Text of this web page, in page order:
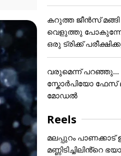
കറുത്ത ജീൻസ് മങ്ങി
വെളുത്തു
ഒരു ട്രിക്ക്
വരുമെന്ന് പറഞ്ഞു...
സ്കോർപിയോ ഫേസ്
മോഡൽ
Reels
മലപ്പുറം പാണക്കാട്
മണ്ണിടിച്ചിലിൻ്റെ